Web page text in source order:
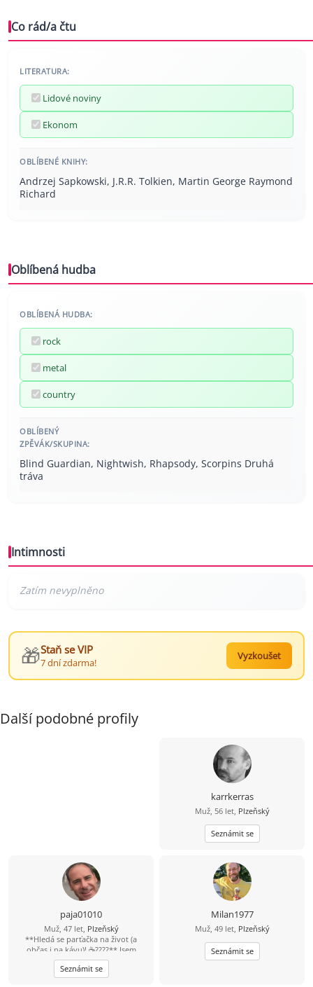
Co rád/a čtu
LITERATURA:
Lidové noviny
Ekonom
OBLÍBENÉ KNIHY:
Andrzej Sapkowski, J.R.R. Tolkien, Martin George Raymond
Richard
Oblíbená hudba
OBLÍBENÁ HUDBA:
rock
metal
country
OBLÍBENÝ
ZPĚVÁK/SKUPINA:
Blind Guardian, Nightwish, Rhapsody, Scorpins Druhá
tráva
Intimnosti
🎁Staň se VIP
7 dní zdarma!
Vyzkoušet
Další podobné profily
karrkerras
Muž, 56 let, Plzeňský
Seznámit se
paja01010
Muž, 47 let, Plzeňský
**Hledá se parťačka na život (a
občas i na kávu)! ☕????** Jsem
aktivní chlap, kterého jen tak něco
nezastaví. Rád sportuju, cestuju,
objevuju nová místa a zážitky. Jsem
Seznámit se
Milan1977
Muž, 49 let, Plzeňský
Seznámit se